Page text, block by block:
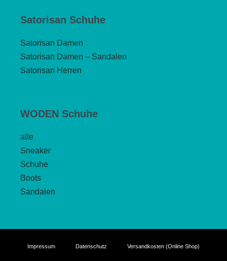
Satorisan Schuhe
Satorisan Damen
Satorisan Damen – Sandalen
Satorisan Herren
WODEN Schuhe
alle
Sneaker
Schuhe
Boots
Sandalen
Impressum Datenschutz Versandkosten (Online Shop)